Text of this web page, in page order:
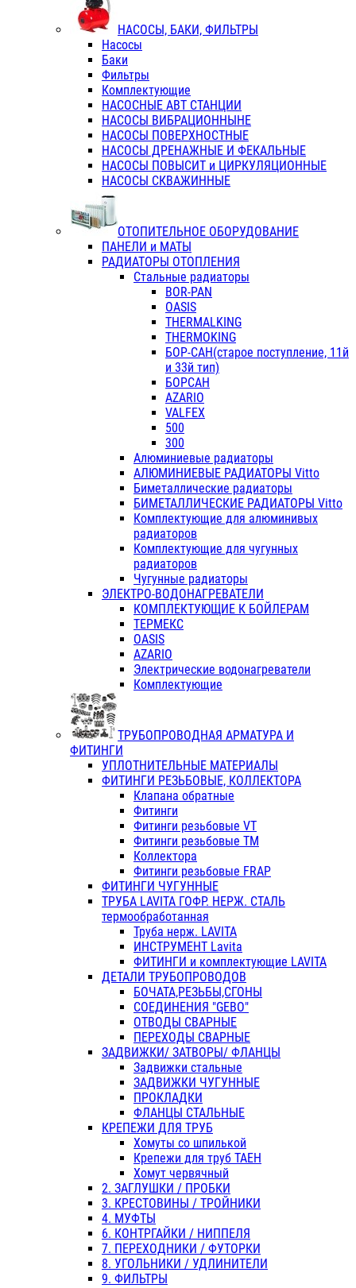
НАСОСЫ, БАКИ, ФИЛЬТРЫ
Насосы
Баки
Фильтры
Комплектующие
НАСОСНЫЕ АВТ СТАНЦИИ
НАСОСЫ ВИБРАЦИОННЫНЕ
НАСОСЫ ПОВЕРХНОСТНЫЕ
НАСОСЫ ДРЕНАЖНЫЕ И ФЕКАЛЬНЫЕ
НАСОСЫ ПОВЫСИТ и ЦИРКУЛЯЦИОННЫЕ
НАСОСЫ СКВАЖИННЫЕ
ОТОПИТЕЛЬНОЕ ОБОРУДОВАНИЕ
ПАНЕЛИ и МАТЫ
РАДИАТОРЫ ОТОПЛЕНИЯ
Стальные радиаторы
BOR-PAN
OASIS
THERMALKING
THERMOKING
БОР-САН(старое поступление, 11й
и 33й тип)
БОРСАН
AZARIO
VALFEX
500
300
Алюминиевые радиаторы
АЛЮМИНИЕВЫЕ РАДИАТОРЫ Vitto
Биметаллические радиаторы
БИМЕТАЛЛИЧЕСКИЕ РАДИАТОРЫ Vitto
Комплектующие для алюминивых
радиаторов
Комплектующие для чугунных
радиаторов
Чугунные радиаторы
ЭЛЕКТРО-ВОДОНАГРЕВАТЕЛИ
КОМПЛЕКТУЮЩИЕ К БОЙЛЕРАМ
ТЕРМЕКС
OASIS
AZARIO
Электрические водонагреватели
Комплектующие
ТРУБОПРОВОДНАЯ АРМАТУРА И
ФИТИНГИ
УПЛОТНИТЕЛЬНЫЕ МАТЕРИАЛЫ
ФИТИНГИ РЕЗЬБОВЫЕ, КОЛЛЕКТОРА
Клапана обратные
Фитинги
Фитинги резьбовые VT
Фитинги резьбовые ТМ
Коллектора
Фитинги резьбовые FRAP
ФИТИНГИ ЧУГУННЫЕ
ТРУБА LAVITA ГОФР. НЕРЖ. СТАЛЬ
термообработанная
Труба нерж. LAVITA
ИНСТРУМЕНТ Lavita
ФИТИНГИ и комплектующие LAVITA
ДЕТАЛИ ТРУБОПРОВОДОВ
БОЧАТА,РЕЗЬБЫ,СГОНЫ
СОЕДИНЕНИЯ "GEBO"
ОТВОДЫ СВАРНЫЕ
ПЕРЕХОДЫ СВАРНЫЕ
ЗАДВИЖКИ/ ЗАТВОРЫ/ ФЛАНЦЫ
Задвижки стальные
ЗАДВИЖКИ ЧУГУННЫЕ
ПРОКЛАДКИ
ФЛАНЦЫ СТАЛЬНЫЕ
КРЕПЕЖИ ДЛЯ ТРУБ
Хомуты со шпилькой
Крепежи для труб ТАЕН
Хомут червячный
2. ЗАГЛУШКИ / ПРОБКИ
3. КРЕСТОВИНЫ / ТРОЙНИКИ
4. МУФТЫ
6. КОНТРГАЙКИ / НИППЕЛЯ
7. ПЕРЕХОДНИКИ / ФУТОРКИ
8. УГОЛЬНИКИ / УДЛИНИТЕЛИ
9. ФИЛЬТРЫ